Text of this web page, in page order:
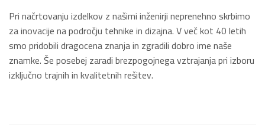
Pri načrtovanju izdelkov z našimi inženirji neprenehno skrbimo
za inovacije na področju tehnike in dizajna. V več kot 40 letih
smo pridobili dragocena znanja in zgradili dobro ime naše
znamke. Še posebej zaradi brezpogojnega vztrajanja pri izboru
izključno trajnih in kvalitetnih rešitev.